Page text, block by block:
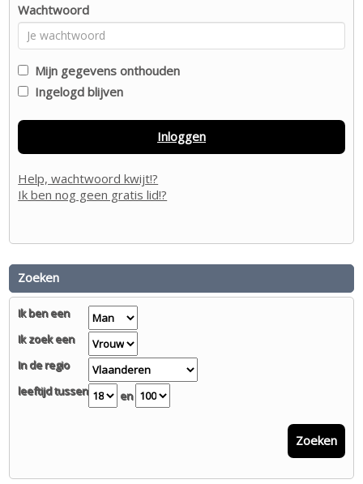
Wachtwoord
Mijn gegevens onthouden
Ingelogd blijven
Inloggen
Help, wachtwoord kwijt!?
Ik ben nog geen gratis lid!?
Zoeken
Ik ben een
Ik zoek een
In de regio
leeftijd tussen
en
Zoeken